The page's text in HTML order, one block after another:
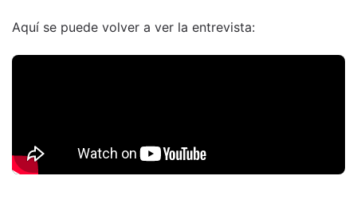
Aquí se puede volver a ver la entrevista: